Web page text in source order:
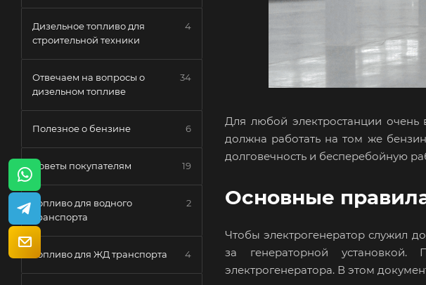
Для любой электростанции очень
должна работать на том же
долговечность и бесперебойную
Основные
Чтобы электрогенератор служил
за генераторной установкой.
электрогенератора. В этом
Дизельное топливо для
строительной техники
4
Отвечаем на вопросы о
дизельном топливе
34
Полезное о бензине 6
Советы покупателям 19
Топливо для водного
транспорта
2
Топливо для ЖД транспорта 4